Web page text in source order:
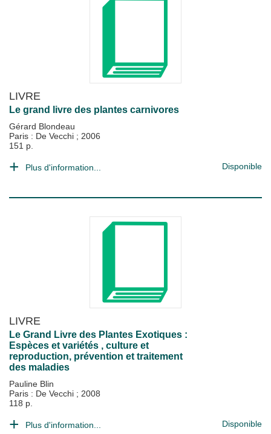
LIVRE
Le grand livre des plantes carnivores
Gérard Blondeau
Paris : De Vecchi ; 2006
151 p.
Plus d'information... Disponible
LIVRE
Le Grand Livre des Plantes Exotiques :
Espèces et variétés , culture et
reproduction, prévention et traitement
des maladies
Pauline Blin
Paris : De Vecchi ; 2008
118 p.
Plus d'information... Disponible